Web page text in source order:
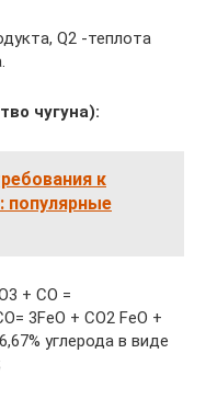
Q2 -теплота
чугуна):
к
популярные
+ CO =
3FeO + CO2 FeO +
углерода в виде